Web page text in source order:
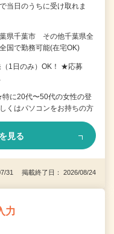
日のうちに受け取れま
県千葉市 その他千葉県全
国で勤務可能(在宅OK)
1日のみ）OK！ ★応募
に20代〜50代の女性の登
はパソコンをお持ちの方
見る
31 掲載終了日： 2026/08/24
力